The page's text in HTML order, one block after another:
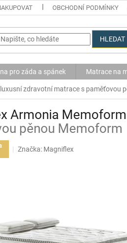
OBCHODNÍ PODMÍNKY
HLEDAT
pro záda a spánek Matrace na
luxusní zdravotní matrace s paměťovou
Armonia
pěnou Memoform
Značka: Magniflex